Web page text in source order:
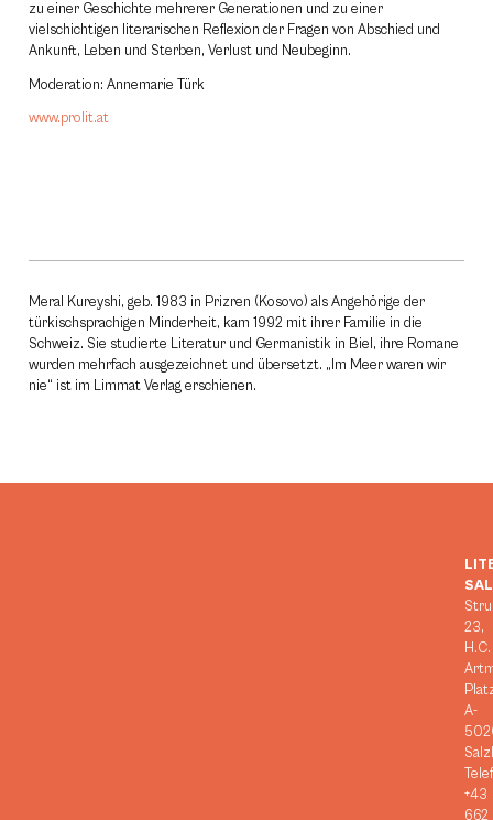
zu einer Geschichte mehrerer Generationen und zu einer
vielschichtigen literarischen Reflexion der Fragen von Abschied und
Ankunft, Leben und Sterben, Verlust und Neubeginn.
Moderation: Annemarie Türk
www.prolit.at
Meral Kureyshi, geb. 1983 in Prizren (Kosovo) als Angehörige der
türkischsprachigen Minderheit, kam 1992 mit ihrer Familie in die
Schweiz. Sie studierte Literatur und Germanistik in Biel, ihre Romane
wurden mehrfach ausgezeichnet und übersetzt. „Im Meer waren wir
nie“ ist im Limmat Verlag erschienen.
23,
H.C.
A-
+43
662